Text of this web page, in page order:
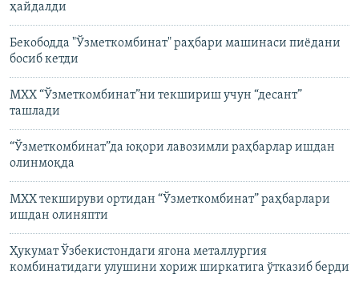
ҳайдалди
Бекободда "Ўзметкомбинат" раҳбари машинаси пиёдани
босиб кетди
МХХ “Ўзметкомбинат”ни текшириш учун “десант”
ташлади
“Ўзметкомбинат”да юқори лавозимли раҳбарлар ишдан
олинмоқда
МХХ текшируви ортидан “Ўзметкомбинат” раҳбарлари
ишдан олиняпти
Ҳукумат Ўзбекистондаги ягона металлургия
комбинатидаги улушини хориж ширкатига ўтказиб берди